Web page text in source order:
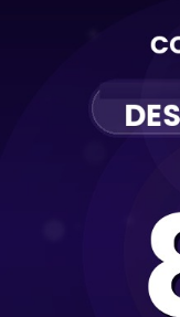
350
Comprar